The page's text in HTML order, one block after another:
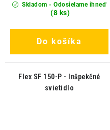
Skladom - Odosielame ihneď
(8 ks)
Do košíka
Flex SF 150-P - Inšpekčné
svietidlo